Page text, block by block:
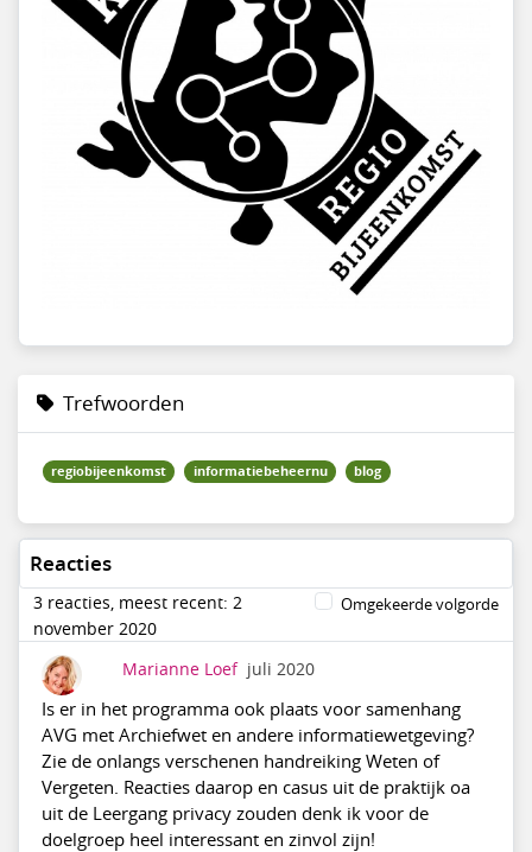
Trefwoorden
regiobijeenkomst informatiebeheernu blog
Reacties
3 reacties, meest recent: 2
november 2020
Omgekeerde volgorde
Marianne Loef juli 2020
Is er in het programma ook plaats voor samenhang
AVG met Archiefwet en andere informatiewetgeving?
Zie de onlangs verschenen handreiking Weten of
Vergeten. Reacties daarop en casus uit de praktijk oa
uit de Leergang privacy zouden denk ik voor de
doelgroep heel interessant en zinvol zijn!